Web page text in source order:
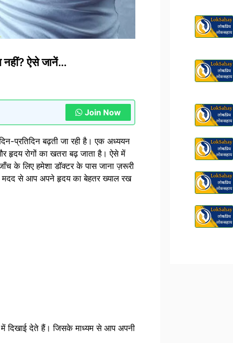
नहीं? ऐसे जानें…
Join Now
प्रतिदिन बढ़ती जा रही है। एक अध्ययन
हृदय रोगों का खतरा बढ़ जाता है। ऐसे में
के लिए हमेशा डॉक्टर के पास जाना ज़रूरी
मदद से आप अपने हृदय का बेहतर ख्याल रख
देते हैं। जिसके माध्यम से आप अपनी